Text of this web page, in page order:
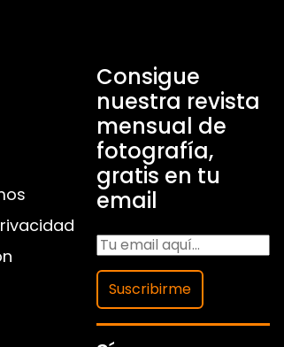
Consigue
nuestra revista
mensual de
fotografía,
gratis en tu
email
Suscribirme